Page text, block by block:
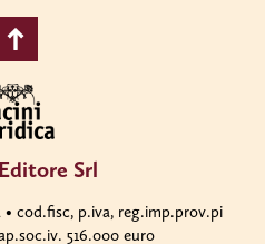
Srl
• cod.fisc, p.iva, reg.imp.prov.pi
516.000 euro